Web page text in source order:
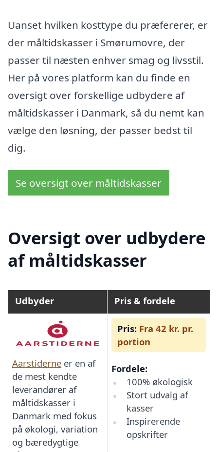
Uanset hvilken kosttype du præfererer, er
der måltidskasser i Smørumovre, der
passer til næsten enhver smag og livsstil.
Her på vores platform kan du finde en
oversigt over forskellige udbydere af
måltidskasser i Danmark, så du nemt kan
vælge den løsning, der passer bedst til
dig.
Se oversigt over måltidskasser
Oversigt over udbydere
af måltidskasser
Udbyder Pris & fordele
Aarstiderne er en af
de mest kendte
leverandører af
måltidskasser i
Danmark med fokus
på økologi, variation
og bæredygtige
Pris: Fra 42 kr. pr.
portion
Fordele:
100% økologisk
Stort udvalg af
kasser
Inspirerende
opskrifter